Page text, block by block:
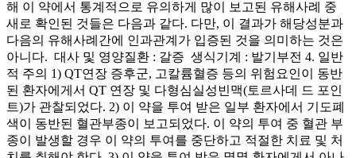
해 이 약에서 통계적으로 유의하게 많이 보고된 유해사례 중
새로 확인된 것들은 다음과 같다. 다만, 이 결과가 해당성분과
다음의 유해사례간에 인과관계가 입증된 것을 의미하는 것은
아니다. ­ 대사 및 영양질환 : 갈증 ­ 생식기계 : 발기부전 4. 일반
적 주의 1) QT연장 증후군, 고칼륨혈증 등의 위험요인이 동반
된 환자에게서 QT 연장 및 다형심실성빈맥(토르사데 드 포인
트)가 관찰되었다. 2) 이 약을 투여 받은 일부 환자에서 기도폐
색이 동반된 혈관부종이 보고되었다. 이 약의 투여 중 혈관 부
종이 발생할 경우 이 약의 투여를 중단하고 적절한 치료 및 처